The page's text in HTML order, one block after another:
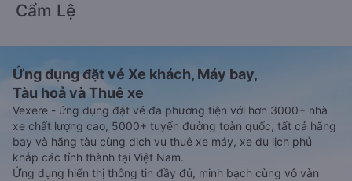
Cẩm Lệ
Ứng dụng đặt vé Xe khách, Máy bay,
Tàu hoả và Thuê xe
Vexere - ứng dụng đặt vé đa phương tiện với hơn 3000+ nhà
xe chất lượng cao, 5000+ tuyến đường toàn quốc, tất cả hãng
bay và hãng tàu cùng dịch vụ thuê xe máy, xe du lịch phủ
khắp các tỉnh thành tại Việt Nam.
Ứng dụng hiển thị thông tin đầy đủ, minh bạch cùng vô vàn